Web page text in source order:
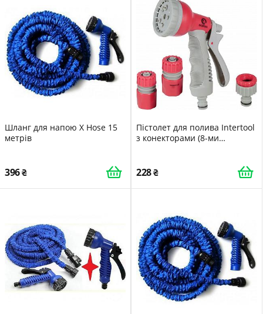
Шланг для напою X Hose 15
метрів
396
Пістолет для полива Intertool
з конекторами (8-ми
228